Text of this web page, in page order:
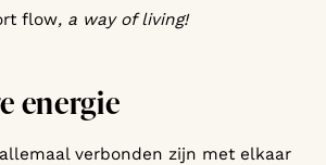
flow, a way of living!
energie
verbonden zijn met elkaar